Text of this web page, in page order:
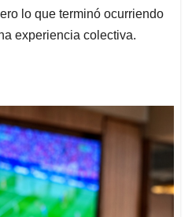
lo que terminó ocurriendo
experiencia colectiva.